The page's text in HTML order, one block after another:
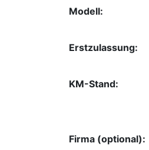
Modell:
Erstzulassung:
KM-Stand:
Firma (optional):